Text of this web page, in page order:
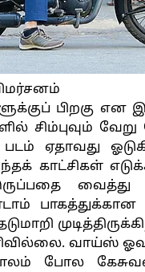
பிறகு என
சிம்புவும்
ஏதாவது
காட்சிகள்
வைத்து
வாய்ஸ்
போல